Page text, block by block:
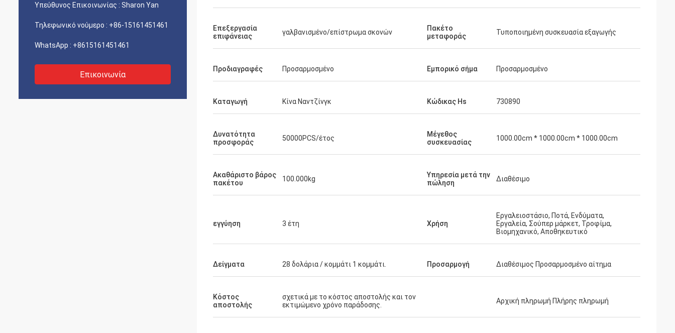
Υπεύθυνος Επικοινωνίας : Sharon Yan
Τηλεφωνικό νούμερο : +86-15161451461
WhatsApp : +8615161451461
Επικοινωνία
Επεξεργασία
επιφάνειας
γαλβανισμένο/επίστρωμα σκονών
Πακέτο
μεταφοράς
Τυποποιημένη συσκευασία εξαγωγής
Προδιαγραφές Προσαρμοσμένο Εμπορικό σήμα Προσαρμοσμένο
Καταγωγή Κίνα Ναντζίνγκ Κώδικας Hs 730890
Δυνατότητα
προσφοράς
50000PCS/έτος
Μέγεθος
συσκευασίας
1000.00cm * 1000.00cm * 1000.00cm
Ακαθάριστο βάρος
πακέτου
100.000kg
Υπηρεσία μετά την
πώληση
Διαθέσιμο
εγγύηση 3 έτη Χρήση
Εργαλειοστάσιο, Ποτά, Ενδύματα,
Εργαλεία, Σούπερ μάρκετ, Τροφίμα,
Βιομηχανικό, Αποθηκευτικό
Δείγματα 28 δολάρια / κομμάτι 1 κομμάτι. Προσαρμογή Διαθέσιμος Προσαρμοσμένο αίτημα
Κόστος
αποστολής
σχετικά με το κόστος αποστολής και τον
εκτιμώμενο χρόνο παράδοσης.
Αρχική πληρωμή Πλήρης πληρωμή